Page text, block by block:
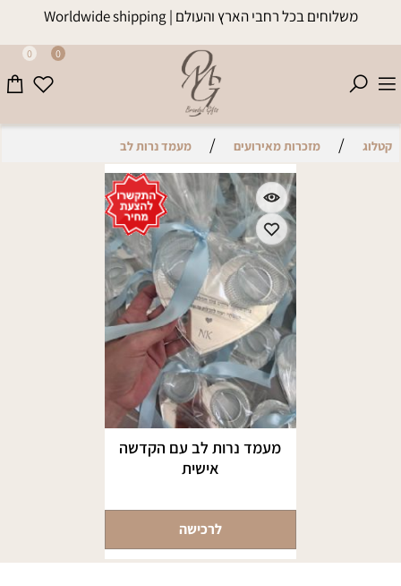
משלוחים בכל רחבי הארץ והעולם | Worldwide shipping
0 0
קטלוג / מזכרות מאירועים / מעמד נרות לב
מעמד נרות לב עם הקדשה
אישית
לרכישה